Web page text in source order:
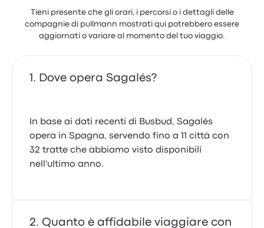
Tieni presente che gli orari, i percorsi o i dettagli delle
compagnie di pullmann mostrati qui potrebbero essere
aggiornati o variare al momento del tuo viaggio.
Dove opera Sagalés?
In base ai dati recenti di Busbud, Sagalés
opera in Spagna, servendo fino a 11 città con
32 tratte che abbiamo visto disponibili
nell'ultimo anno.
Quanto è affidabile viaggiare con